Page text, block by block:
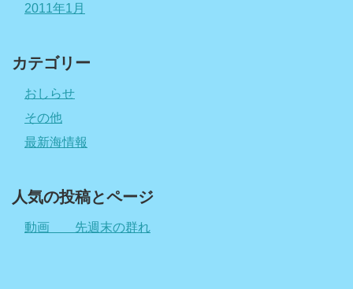
2011年1月
カテゴリー
おしらせ
その他
最新海情報
人気の投稿とページ
動画 先週末の群れ